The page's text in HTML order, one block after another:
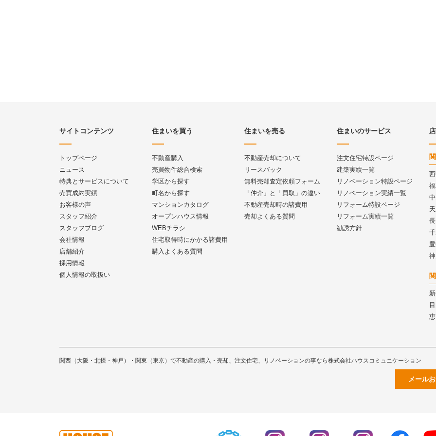
サイトコンテンツ
トップページ
ニュース
特典とサービスについて
売買成約実績
お客様の声
スタッフ紹介
スタッフブログ
会社情報
店舗紹介
採用情報
個人情報の取扱い
住まいを買う
不動産購入
売買物件総合検索
学区から探す
町名から探す
マンションカタログ
オープンハウス情報
WEBチラシ
住宅取得時にかかる諸費用
購入よくある質問
住まいを売る
不動産売却について
リースバック
無料売却査定依頼フォーム
「仲介」と「買取」の違い
不動産売却時の諸費用
売却よくある質問
住まいのサービス
注文住宅特設ページ
建築実績一覧
リノベーション特設ページ
リノベーション実績一覧
リフォーム特設ページ
リフォーム実績一覧
勧誘方針
関西（大阪・北摂・神戸）・関東（東京）で不動産の購入・売却、注文住宅、リノベーションの事なら株式会社ハウスコミュニケーション
メール